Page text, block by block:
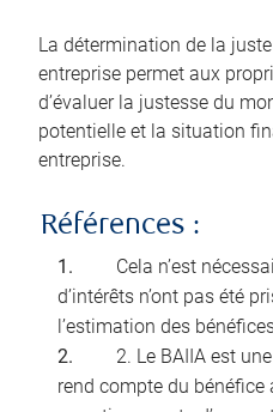
La détermination de la
entreprise permet aux
d’évaluer la justesse du
potentielle et la situation
entreprise.
Références :
Cela n’est
d’intérêts n’ont pas été
l’estimation des
2. Le BAIIA est
rend compte du